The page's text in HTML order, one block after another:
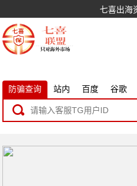
七喜出海
防骗查询 站内 百度 谷歌